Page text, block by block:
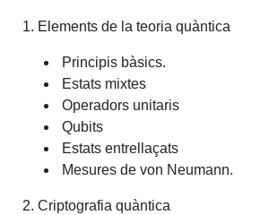
1. Elements de la teoria quàntica
Principis bàsics.
Estats mixtes
Operadors unitaris
Qubits
Estats entrellaçats
Mesures de von Neumann.
2. Criptografia quàntica